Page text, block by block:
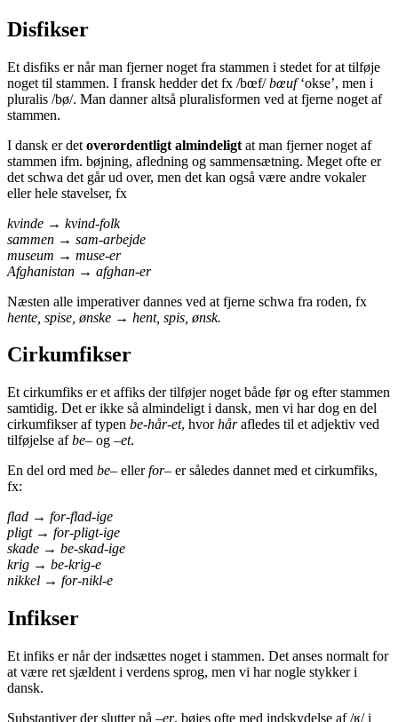
Disfikser
Et disfiks er når man fjerner noget fra stammen i stedet for at tilføje
noget til stammen. I fransk hedder det fx /bœf/bœuf‘okse’, men i
pluralis /bø/. Man danner altså pluralisformen ved at fjerne noget af
stammen.
I dansk er det overordentligt almindeligt at man fjerner noget af
stammen ifm. bøjning, afledning og sammensætning. Meget ofte er
det schwa det går ud over, men det kan også være andre vokaler
eller hele stavelser, fx
kvinde → kvind-folk
sammen → sam-arbejde
museum → muse-er
Afghanistan → afghan-er
Næsten alle imperativer dannes ved at fjerne schwa fra roden, fx
hente, spise, ønske → hent, spis, ønsk.
Cirkumfikser
Et cirkumfiks er et affiks der tilføjer noget både før og efter stammen
samtidig. Det er ikke så almindeligt i dansk, men vi har dog en del
cirkumfikser af typen be-hår-et, hvorhårafledes til et adjektiv ved
tilføjelse afbe– og –et.
En del ord med be– ellerfor– er således dannet med et cirkumfiks,
fx:
flad → for-flad-ige
pligt → for-pligt-ige
skade → be-skad-ige
krig → be-krig-e
nikkel → for-nikl-e
Infikser
Et infiks er når der indsættes noget i stammen. Det anses normalt for
at være ret sjældent i verdens sprog, men vi har nogle stykker i
dansk.
Substantiver der slutter på –er, bøjes ofte med indskydelse af /ʁ/ i